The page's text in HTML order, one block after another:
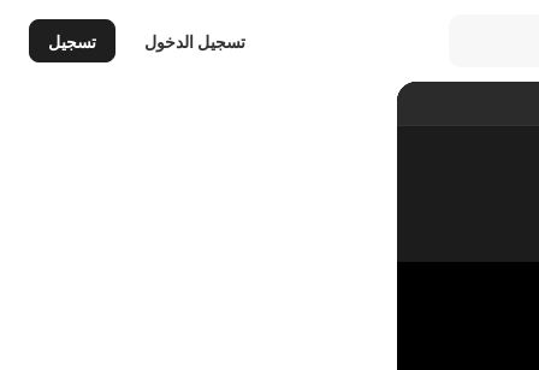
تسجيل الدخول تسجيل